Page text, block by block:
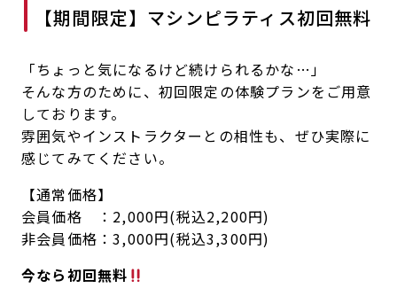
会員様へのお知らせ
予約する 休会お手続き
オプション料金 アクセス
店舗へのお問い合わせ
入会のお手続きをする
入会するトップ
Appで入会手続き料金・サービス等詳しく見る
入会を悩まれている方へトップ
キャンペーン 料金のご案内
JOYFIT総合トップ
JOYFIT24 JOYFIT YOGA
JOYFIT+
【期間限定】マシンピラティス初回無料
「ちょっと気になるけど続けられるかな…」
そんな方のために、初回限定の体験プランをご用意
しております。
雰囲気やインストラクターとの相性も、ぜひ実際に
感じてみてください。
【通常価格】
会員価格 ：2,000円(税込2,200円)
非会員価格：3,000円(税込3,300円)
今なら初回無料